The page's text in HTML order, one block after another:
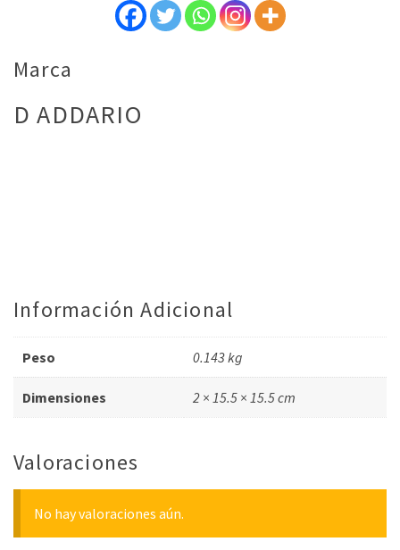
Marca
D ADDARIO
Información Adicional
Peso 0.143 kg
Dimensiones 2 × 15.5 × 15.5 cm
Valoraciones
No hay valoraciones aún.